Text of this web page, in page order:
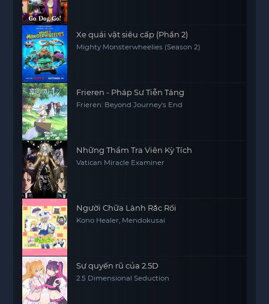
Xe quái vật siêu cấp (Phần 2)
Mighty Monsterwheelies (Season 2)
Frieren - Pháp Sư Tiễn Táng
Frieren: Beyond Journey's End
Những Thẩm Tra Viên Kỳ Tích
Vatican Miracle Examiner
Người Chữa Lành Rắc Rối
Kono Healer, Mendokusai
Sự quyến rũ của 2.5D
2.5 Dimensional Seduction